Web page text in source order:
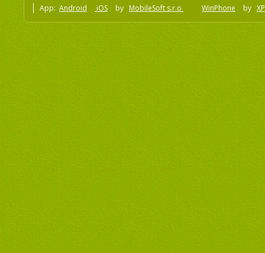
App: Android iOS by MobileSoft s.r.o WinPhone by